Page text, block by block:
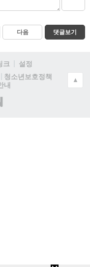
다음 댓글보기
크
설정
청소년보호정책
내
▲